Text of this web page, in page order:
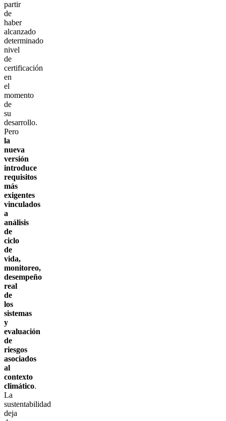
partir
de
haber
alcanzado
determinado
nivel
de
certificación
en
el
momento
de
su
desarrollo.
Pero
la
nueva
versión
introduce
requisitos
más
exigentes
vinculados
a
análisis
de
ciclo
de
vida,
monitoreo,
desempeño
real
de
los
sistemas
y
evaluación
de
riesgos
asociados
al
contexto
climático.
La
sustentabilidad
deja